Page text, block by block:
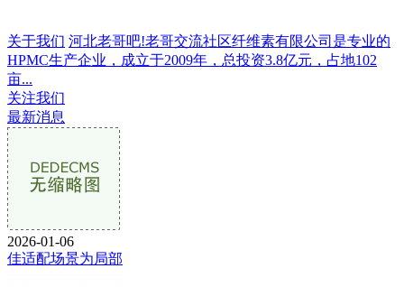
关于我们 河北老哥吧!老哥交流社区纤维素有限公司是专业的
HPMC生产企业，成立于2009年，总投资3.8亿元，占地102
亩...
关注我们
最新消息
2026-01-06
佳适配场景为局部